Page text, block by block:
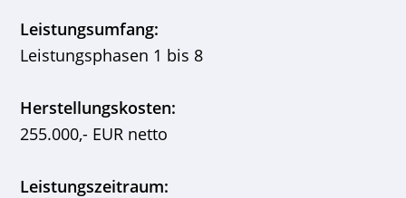
Leistungsumfang:
Leistungsphasen 1 bis 8
Herstellungskosten:
255.000,- EUR netto
Leistungszeitraum: